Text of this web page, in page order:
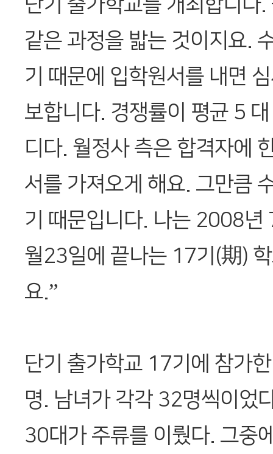
같은 과정을 밟는 것이지요.
기 때문에 입학원서를 내면
보합니다. 경쟁률이 평균 5
디다. 월정사 측은 합격자에
서를 가져오게 해요. 그만큼
기 때문입니다. 나는 2008년
월23일에 끝나는 17기(期)
요.”
단기 출가학교 17기에 참가
명. 남녀가 각각 32명씩이었
30대가 주류를 이뤘다. 그중